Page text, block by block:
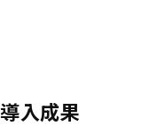
導入成果